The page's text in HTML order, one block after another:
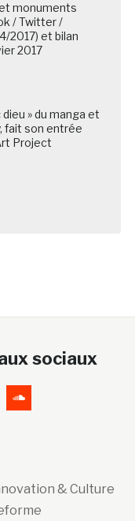
monuments
/ Twitter /
2017) et bilan
2017
» du manga et
fait son entrée
Project
sociaux
& Culture